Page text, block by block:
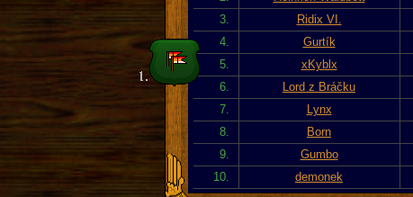
3.
Ridix VI.
4.
Gurtík
5.
xKyblx
6.
Lord z Bráčku
7.
Lynx
8.
Born
9.
Gumbo
10.
demonek